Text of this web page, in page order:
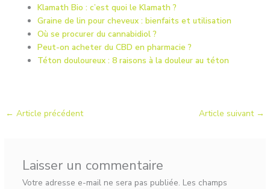
Klamath Bio : c’est quoi le Klamath ?
Graine de lin pour cheveux : bienfaits et utilisation
Où se procurer du cannabidiol ?
Peut-on acheter du CBD en pharmacie ?
Téton douloureux : 8 raisons à la douleur au téton
← Article précédent Article suivant →
Laisser un commentaire
Votre adresse e-mail ne sera pas publiée. Les champs